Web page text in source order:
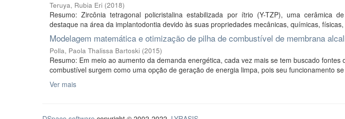
Teruya, Rubia Eri (2018)
Resumo: Zircônia tetragonal policristalina estabilizada por ítrio (Y-TZP), uma cerâmica
destaque na área da implantodontia devido às suas propriedades mecânicas, químicas, físicas,
Modelagem matemática e otimização de pilha de combustível de membrana
Polla, Paola Thalissa Bartoski (2015)
Resumo: Em meio ao aumento da demanda energética, cada vez mais se tem buscado
combustível surgem como uma opção de geração de energia limpa, pois seu funcionamento
Ver mais